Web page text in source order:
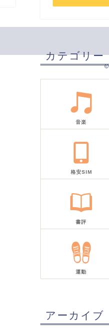
カテゴリー
音楽
格安SIM
書評
運動
アーカイブ